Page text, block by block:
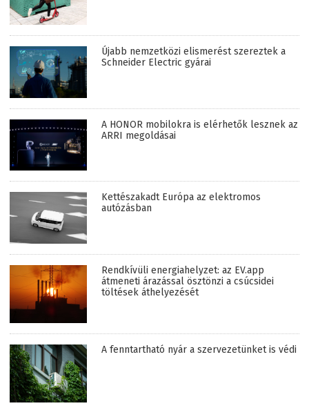
Újabb nemzetközi elismerést szereztek a
Schneider Electric gyárai
A HONOR mobilokra is elérhetők lesznek az
ARRI megoldásai
Kettészakadt Európa az elektromos
autózásban
Rendkívüli energiahelyzet: az EV.app
átmeneti árazással ösztönzi a csúcsidei
töltések áthelyezését
A fenntartható nyár a szervezetünket is védi